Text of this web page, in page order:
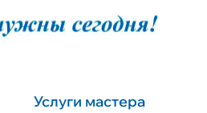
Услуги мастера